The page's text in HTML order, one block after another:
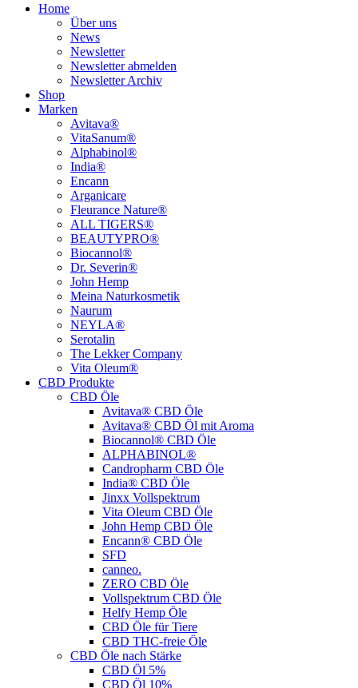
Home
Über uns
News
Newsletter
Newsletter abmelden
Newsletter Archiv
Shop
Marken
Avitava®
VitaSanum®
Alphabinol®
India®
Encann
Arganicare
Fleurance Nature®
ALL TIGERS®
BEAUTYPRO®
Biocannol®
Dr. Severin®
John Hemp
Meina Naturkosmetik
Naurum
NEYLA®
Serotalin
The Lekker Company
Vita Oleum®
CBD Produkte
CBD Öle
Avitava® CBD Öle
Avitava® CBD Öl mit Aroma
Biocannol® CBD Öle
ALPHABINOL®
Candropharm CBD Öle
India® CBD Öle
Jinxx Vollspektrum
Vita Oleum CBD Öle
John Hemp CBD Öle
Encann® CBD Öle
SFD
canneo.
ZERO CBD Öle
Vollspektrum CBD Öle
Helfy Hemp Öle
CBD Öle für Tiere
CBD THC-freie Öle
CBD Öle nach Stärke
CBD Öl 5%
CBD Öl 10%